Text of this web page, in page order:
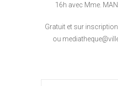
16h avec Mme.
Gratuit et sur
ou